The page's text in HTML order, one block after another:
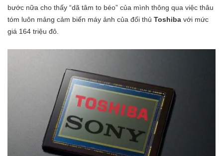
bước nữa cho thấy “dã tâm to béo” của mình thông qua việc thâu
tóm luôn mảng cảm biến máy ảnh của đối thủ Toshiba với mức
giá 164 triệu đô.